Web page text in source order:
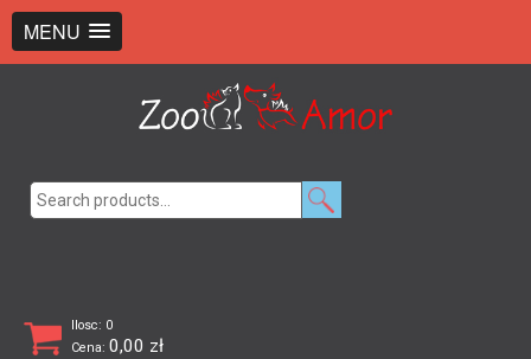
MENU
Ilosc: 0
Cena: 0,00 zł